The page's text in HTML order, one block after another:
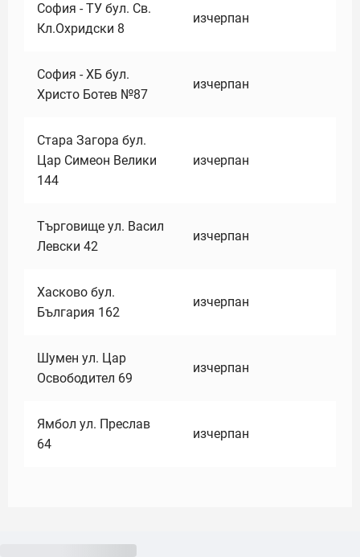
София - ТУ бул. Св.
Кл.Охридски 8
изчерпан
София - ХБ бул.
Христо Ботев №87
изчерпан
Стара Загора бул.
Цар Симеон Велики
144
изчерпан
Търговище ул. Васил
Левски 42
изчерпан
Хасково бул.
България 162
изчерпан
Шумен ул. Цар
Освободител 69
изчерпан
Ямбол ул. Преслав
64
изчерпан